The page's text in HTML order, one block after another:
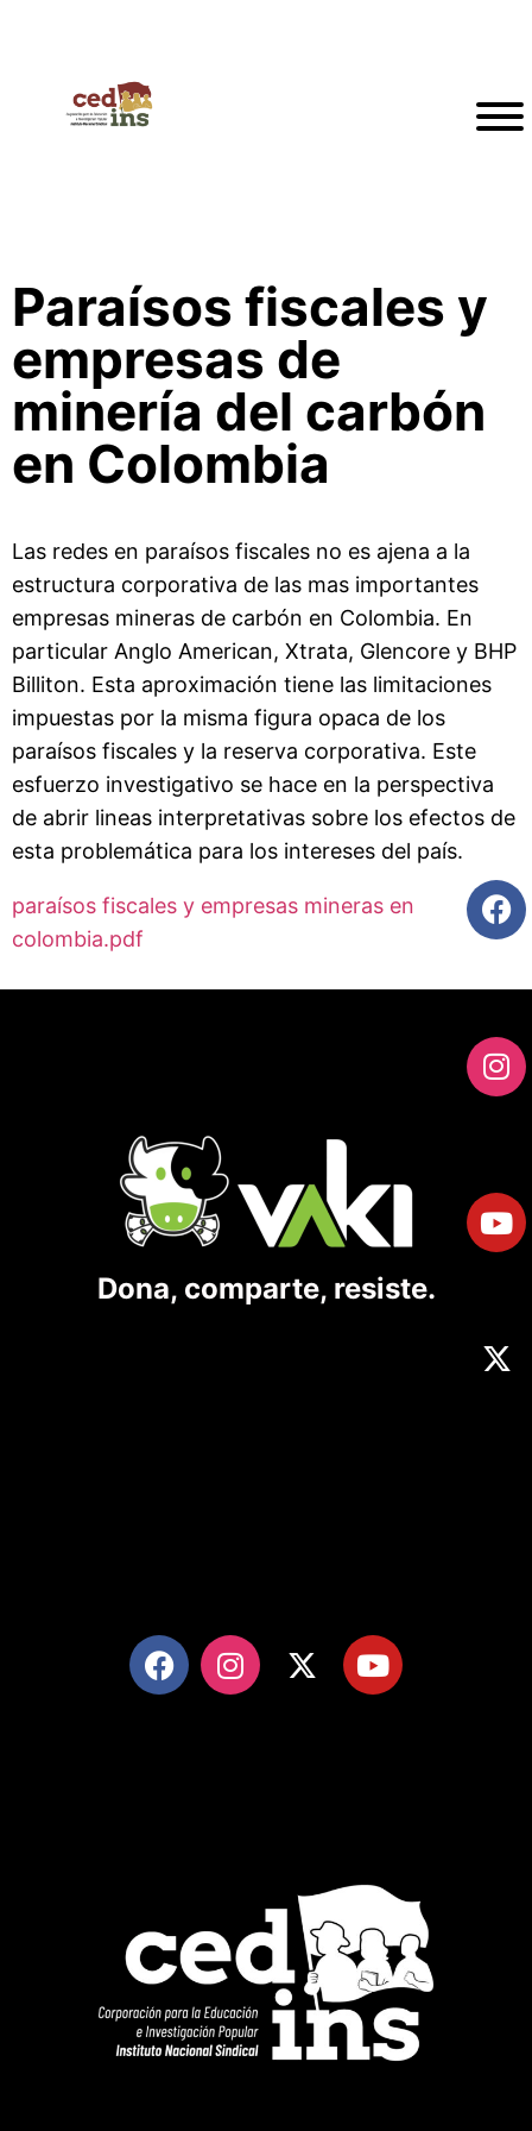
Paraísos fiscales y
empresas de
minería del carbón
en Colombia
Las redes en paraísos fiscales no es ajena a la
estructura corporativa de las mas importantes
empresas mineras de carbón en Colombia. En
particular Anglo American, Xtrata, Glencore y BHP
Billiton. Esta aproximación tiene las limitaciones
impuestas por la misma figura opaca de los
paraísos fiscales y la reserva corporativa. Este
esfuerzo investigativo se hace en la perspectiva
de abrir lineas interpretativas sobre los efectos de
esta problemática para los intereses del país.
paraísos fiscales y empresas mineras en
colombia.pdf
Dona, comparte, resiste.